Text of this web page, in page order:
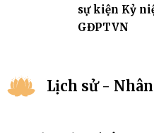
sự kiện Kỷ
GĐPTVN
Lịch sử -